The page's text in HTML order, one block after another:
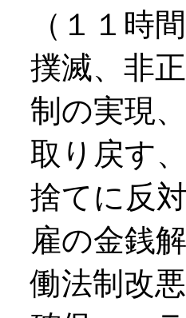
（１１時
撲滅、非
制の実現
取り戻す
捨てに反
雇の金銭
働法制改